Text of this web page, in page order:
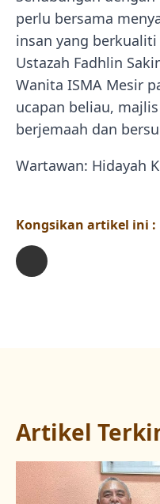
perlu bersama
insan yang
Ustazah Fadhlin
Wanita ISMA Mesir
ucapan beliau,
berjemaah dan
Wartawan: Hidayah
Kongsikan artikel ini :
Artikel